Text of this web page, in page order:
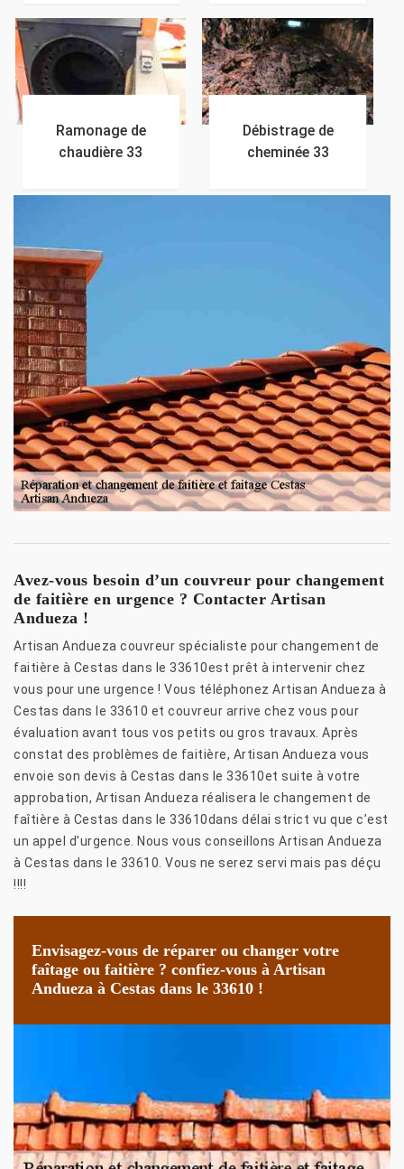
Ramonage de
chaudière 33
Débistrage de
cheminée 33
Avez-vous besoin d’un couvreur pour changement
de faitière en urgence ? Contacter Artisan
Andueza !
Artisan Andueza couvreur spécialiste pour changement de
faitière à Cestas dans le 33610est prêt à intervenir chez
vous pour une urgence ! Vous téléphonez Artisan Andueza à
Cestas dans le 33610 et couvreur arrive chez vous pour
évaluation avant tous vos petits ou gros travaux. Après
constat des problèmes de faitière, Artisan Andueza vous
envoie son devis à Cestas dans le 33610et suite à votre
approbation, Artisan Andueza réalisera le changement de
faîtière à Cestas dans le 33610dans délai strict vu que c’est
un appel d’urgence. Nous vous conseillons Artisan Andueza
à Cestas dans le 33610. Vous ne serez servi mais pas déçu
!!!!
Envisagez-vous de réparer ou changer votre
faîtage ou faitière ? confiez-vous à Artisan
Andueza à Cestas dans le 33610 !